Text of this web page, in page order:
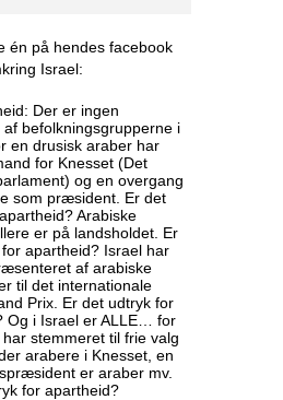
én på hendes facebook
Israel:
Der er ingen
af befolkningsgrupperne i
en drusisk araber har
for Knesset (Det
og en overgang
som præsident. Er det
Arabiske
er på landsholdet. Er
apartheid? Israel har
af arabiske
til det internationale
Prix. Er det udtryk for
Og i Israel er ALLE… for
stemmeret til frie valg
arabere i Knesset, en
er araber mv.
for apartheid?